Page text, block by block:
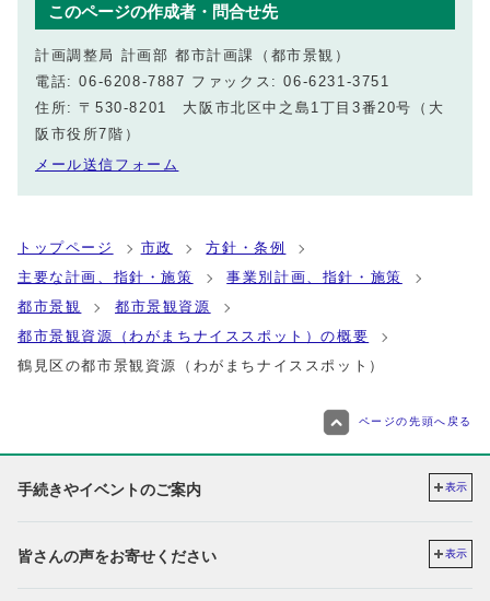
このページの作成者・問合せ先
計画調整局 計画部 都市計画課（都市景観）
電話: 06-6208-7887 ファックス: 06-6231-3751
住所: 〒530-8201 大阪市北区中之島1丁目3番20号（大
阪市役所7階）
メール送信フォーム
トップページ 市政
方針・条例
主要な計画、指針・施策
事業別計画、指針・施策
都市景観
都市景観資源
都市景観資源（わがまちナイススポット）の概要
鶴見区の都市景観資源（わがまちナイススポット）
ページの先頭へ戻る
手続きやイベントのご案内 表示
皆さんの声をお寄せください 表示